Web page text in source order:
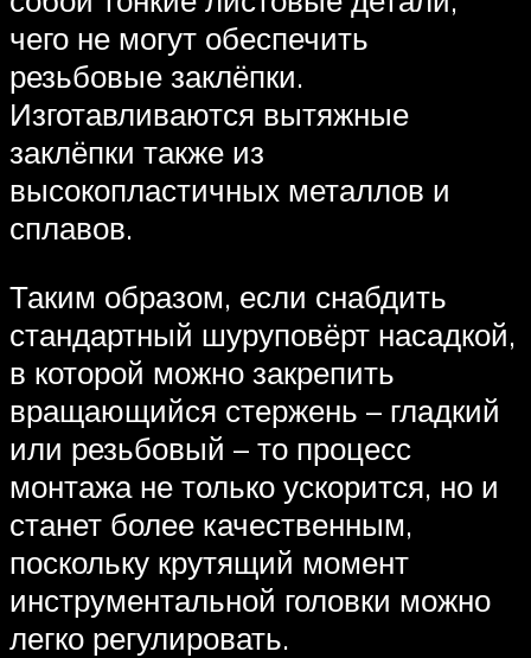
чего не могут обеспечить
резьбовые заклёпки.
Изготавливаются вытяжные
заклёпки также из
высокопластичных металлов и
сплавов.
Таким образом, если снабдить
стандартный шуруповёрт насадкой,
в которой можно закрепить
вращающийся стержень – гладкий
или резьбовый – то процесс
монтажа не только ускорится, но и
станет более качественным,
поскольку крутящий момент
инструментальной головки можно
легко регулировать.